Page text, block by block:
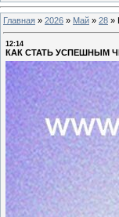
Главная » 2026 » Май » 28 »
12:14
КАК СТАТЬ УСПЕШНЫМ